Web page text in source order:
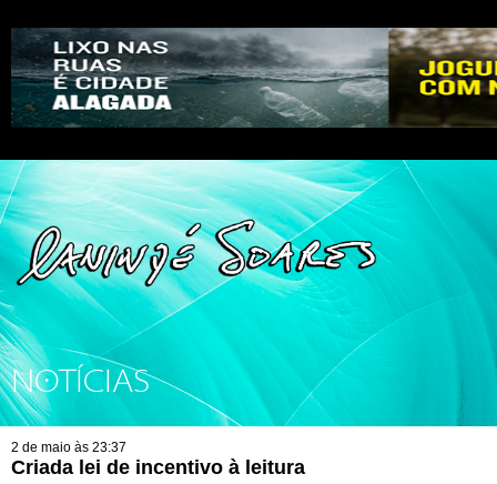
NOTÍCIAS
2 de maio às 23:37
Criada lei de incentivo à leitura